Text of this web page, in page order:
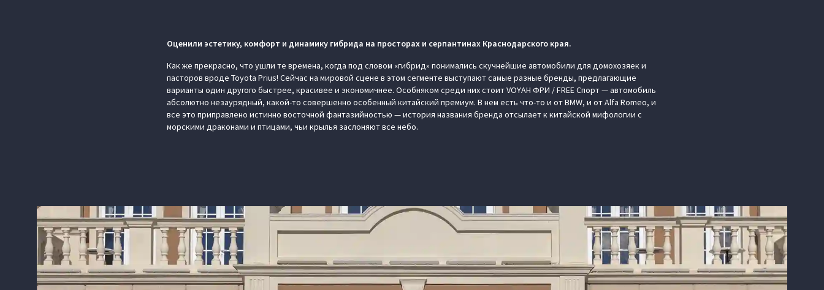
Оценили эстетику, комфорт и динамику гибрида на просторах и серпантинах Краснодарского края.
Как же прекрасно, что ушли те времена, когда под словом «гибрид» понимались скучнейшие автомобили для домохозяек и
пасторов вроде Toyota Prius! Сейчас на мировой сцене в этом сегменте выступают самые разные бренды, предлагающие
варианты один другого быстрее, красивее и экономичнее. Особняком среди них стоит VOYAH ФРИ / FREE Спорт — автомобиль
абсолютно незаурядный, какой-то совершенно особенный китайский премиум. В нем есть что-то и от BMW, и от Alfa Romeo, и
все это приправлено истинно восточной фантазийностью — история названия бренда отсылает к китайской мифологии с
морскими драконами и птицами, чьи крылья заслоняют все небо.